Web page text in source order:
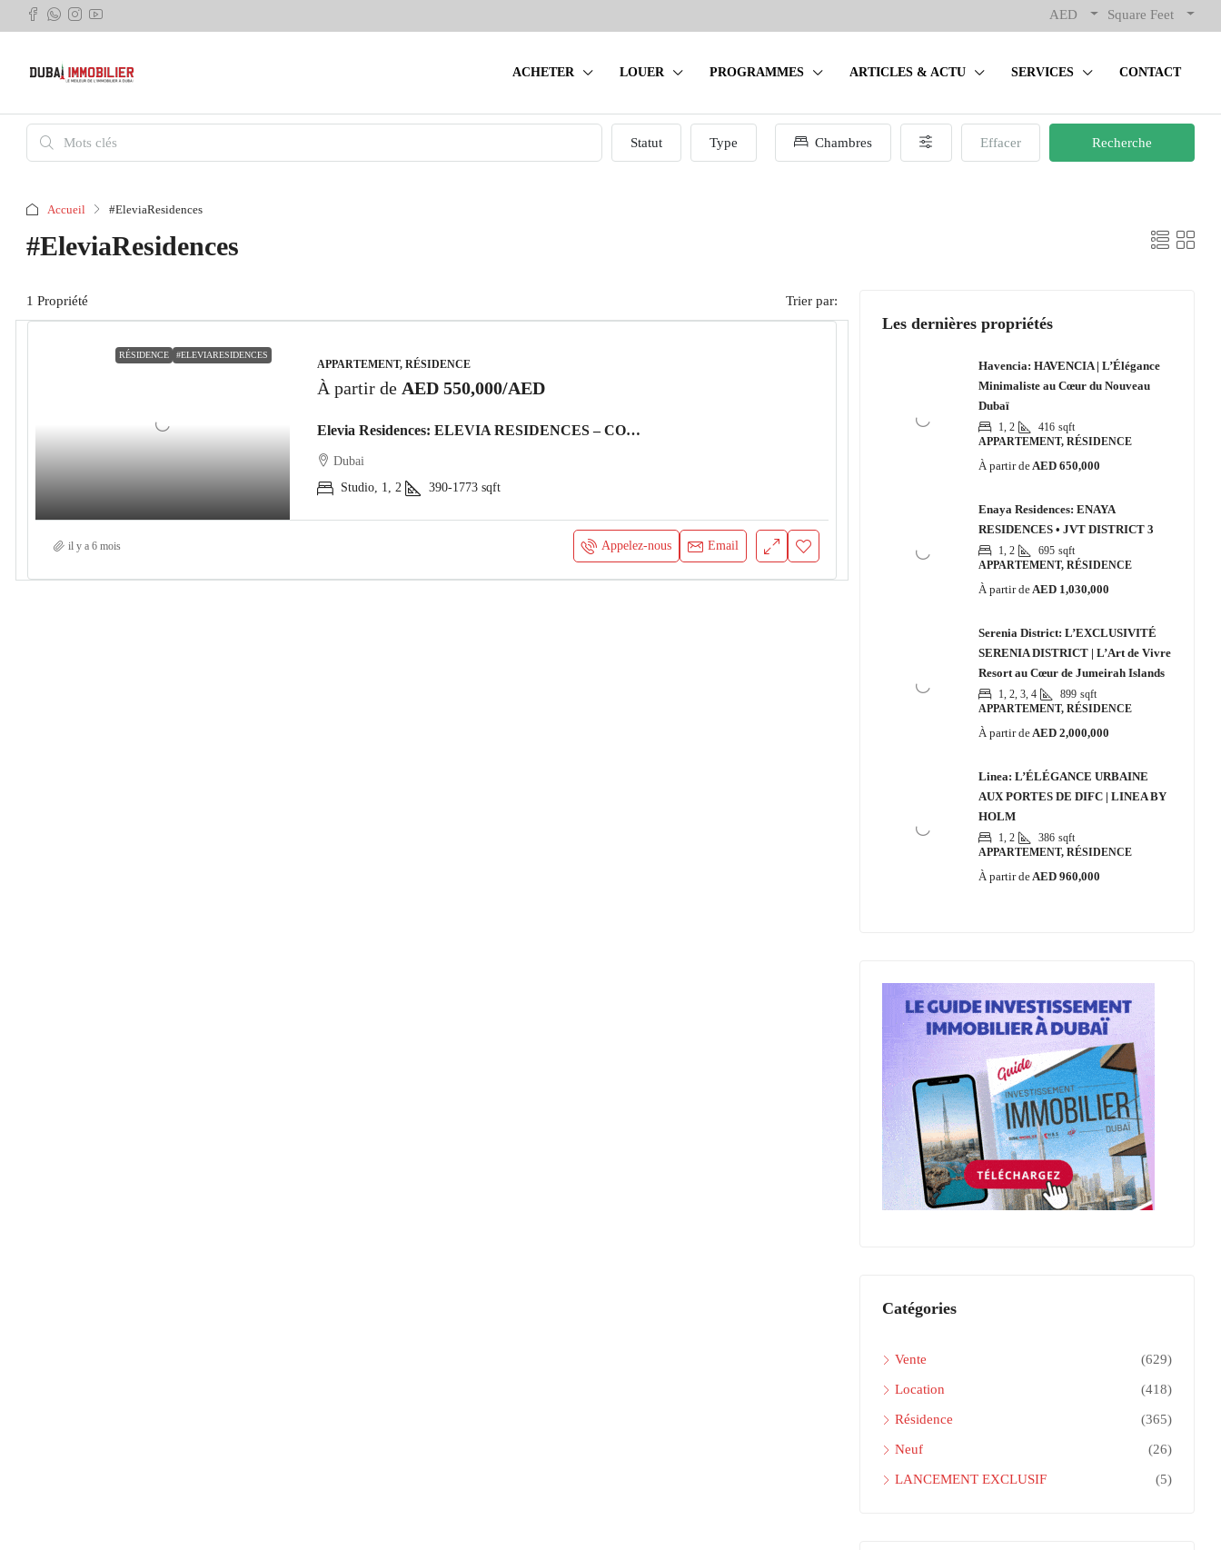
AED Square Feet
ACHETER LOUER PROGRAMMES ARTICLES & ACTU SERVICES CONTACT
Statut Type Chambres Effacer Recherche
Accueil #EleviaResidences
#EleviaResidences
1 Propriété Trier par:
RÉSIDENCE #ELEVIARESIDENCES
APPARTEMENT, RÉSIDENCE
À partir de AED 550,000/AED
Elevia Residences: ELEVIA RESIDENCES – CONTEMPORARY LIVING, SMART INVESTMENT
Dubai
Studio, 1, 2
390-1773 sqft
il y a 6 mois Appelez-nous Email
Les dernières propriétés
Havencia: HAVENCIA | L’Élégance
Minimaliste au Cœur du Nouveau
Dubaï
1, 2 416 sqft
APPARTEMENT, RÉSIDENCE
À partir deAED 650,000
Enaya Residences: ENAYA
RESIDENCES • JVT DISTRICT 3
1, 2 695 sqft
APPARTEMENT, RÉSIDENCE
À partir deAED 1,030,000
Serenia District: L’EXCLUSIVITÉ
SERENIA DISTRICT | L’Art de Vivre
Resort au Cœur de Jumeirah Islands
1, 2, 3, 4 899 sqft
APPARTEMENT, RÉSIDENCE
À partir deAED 2,000,000
Linea: L’ÉLÉGANCE URBAINE
AUX PORTES DE DIFC | LINEA BY
HOLM
1, 2 386 sqft
APPARTEMENT, RÉSIDENCE
À partir deAED 960,000
Catégories
Vente (629)
Location (418)
Résidence (365)
Neuf (26)
LANCEMENT EXCLUSIF (5)